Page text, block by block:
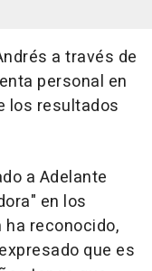
a través de
personal en
los resultados
a Adelante
en los
reconocido,
que es